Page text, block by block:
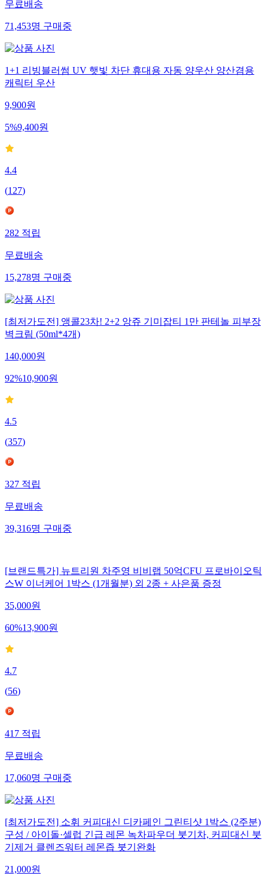
무료배송
71,453명구매중
1+1 리빙블러썸 UV 햇빛 차단 휴대용 자동 양우산 양산겸용
캐릭터 우산
9,900원
5%9,400원
4.4
(127)
282적립
무료배송
15,278명구매중
[최저가도전] 앵콜23차! 2+2 앙쥬 기미잡티 1만 판테놀 피부장
벽크림 (50ml*4개)
140,000원
92%10,900원
4.5
(357)
327적립
무료배송
39,316명구매중
[브랜드특가] 뉴트리원 차주영 비비랩 50억CFU 프로바이오틱
스W 이너케어 1박스 (1개월분) 외 2종 + 사은품 증정
35,000원
60%13,900원
4.7
(56)
417적립
무료배송
17,060명구매중
[최저가도전] 소휘 커피대신 디카페인 그린티샷 1박스 (2주분)
구성 / 아이돌·셀럽 긴급 레몬 녹차파우더 붓기차, 커피대신 붓
기제거 클렌즈워터 레몬즙 붓기완화
21,000원